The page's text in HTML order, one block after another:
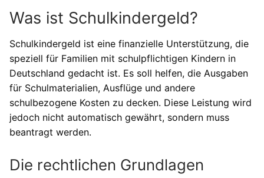
Was ist Schulkindergeld?
Schulkindergeld ist eine finanzielle Unterstützung, die
speziell für Familien mit schulpflichtigen Kindern in
Deutschland gedacht ist. Es soll helfen, die Ausgaben
für Schulmaterialien, Ausflüge und andere
schulbezogene Kosten zu decken. Diese Leistung wird
jedoch nicht automatisch gewährt, sondern muss
beantragt werden.
Die rechtlichen Grundlagen